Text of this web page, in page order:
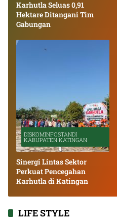
Karhutla Seluas 0,91
Hektare Ditangani Tim
Gabungan
DISKOMINFOSTANDI
KABUPATEN KATINGAN
Sinergi Lintas Sektor
Perkuat Pencegahan
Karhutla di Katingan
LIFE STYLE